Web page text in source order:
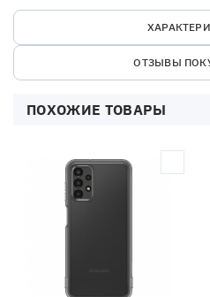
ОТЗЫВЫ
ПОХОЖИЕ ТОВАРЫ